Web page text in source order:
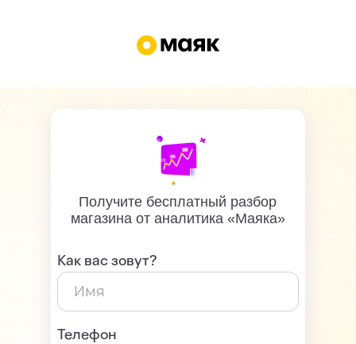
Как вас зовут?
Телефон
Получите бесплатный разбор
магазина от аналитика «Маяка»